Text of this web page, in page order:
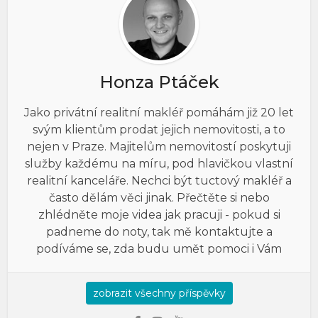
Honza Ptáček
Jako privátní realitní makléř pomáhám již 20 let
svým klientům prodat jejich nemovitosti, a to
nejen v Praze. Majitelům nemovitostí poskytuji
služby každému na míru, pod hlavičkou vlastní
realitní kanceláře. Nechci být tuctový makléř a
často dělám věci jinak. Přečtěte si nebo
zhlédněte moje videa jak pracuji - pokud si
padneme do noty, tak mě kontaktujte a
podíváme se, zda budu umět pomoci i Vám
zobrazit všechny příspěvky